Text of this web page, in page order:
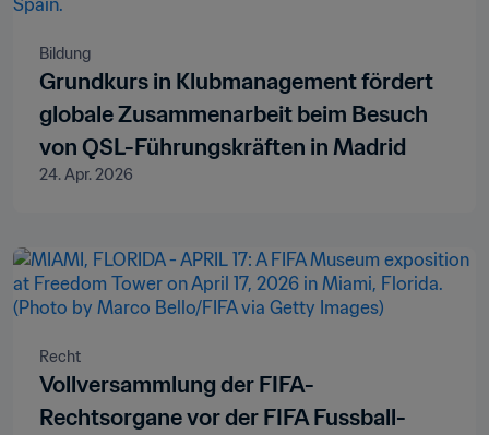
Bildung
Grundkurs in Klubmanagement fördert
globale Zusammenarbeit beim Besuch
von QSL-Führungskräften in Madrid
24. Apr. 2026
Recht
Vollversammlung der FIFA-
Rechtsorgane vor der FIFA Fussball-